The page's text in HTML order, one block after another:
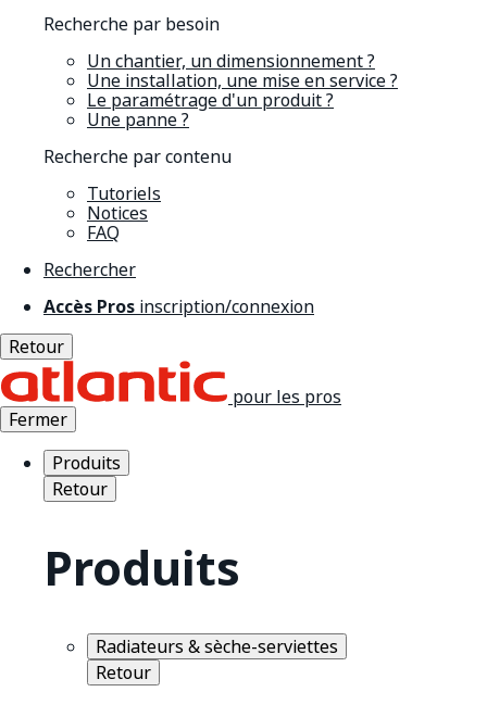
Recherche par besoin
Un chantier, un dimensionnement ?
Une installation, une mise en service ?
Le paramétrage d'un produit ?
Une panne ?
Recherche par contenu
Tutoriels
Notices
FAQ
Rechercher
Accès Pros inscription/connexion
Retour
pour les pros
Fermer
Produits
Retour
Produits
Radiateurs & sèche-serviettes
Retour